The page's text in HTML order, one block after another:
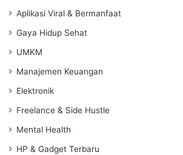
Aplikasi Viral & Bermanfaat
Gaya Hidup Sehat
UMKM
Manajemen Keuangan
Elektronik
Freelance & Side Hustle
Mental Health
HP & Gadget Terbaru